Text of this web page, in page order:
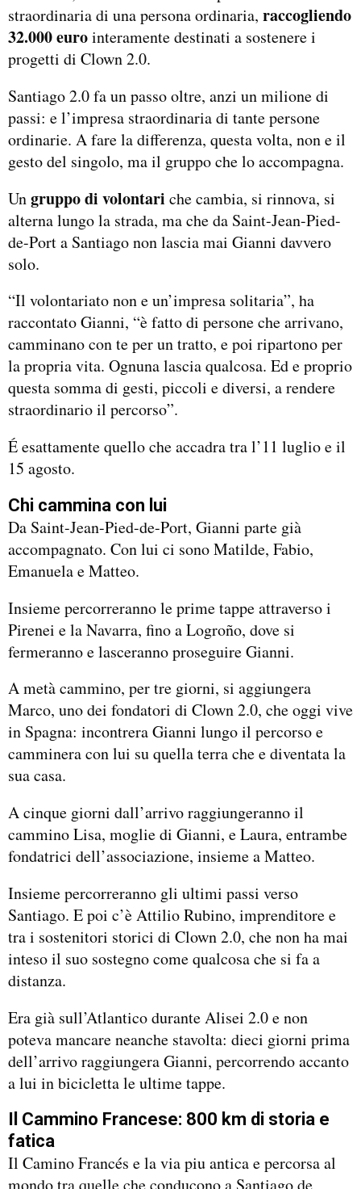
straordinaria di una persona ordinaria, raccogliendo
32.000 eurointeramente destinati a sostenere i
progetti di Clown 2.0.
Santiago 2.0 fa un passo oltre, anzi un milione di
passi: e l’impresa straordinaria di tante persone
ordinarie. A fare la differenza, questa volta, non e il
gesto del singolo, ma il gruppo che lo accompagna.
Ungruppo di volontari che cambia, si rinnova, si
alterna lungo la strada, ma che da Saint-Jean-Pied-
de-Port a Santiago non lascia mai Gianni davvero
solo.
“Il volontariato non e un’impresa solitaria”, ha
raccontato Gianni, “è fatto di persone che arrivano,
camminano con te per un tratto, e poi ripartono per
la propria vita. Ognuna lascia qualcosa. Ed e proprio
questa somma di gesti, piccoli e diversi, a rendere
straordinario il percorso”.
É esattamente quello che accadra tra l’11 luglio e il
15 agosto.
Chi cammina con lui
Da Saint-Jean-Pied-de-Port, Gianni parte già
accompagnato. Con lui ci sono Matilde, Fabio,
Emanuela e Matteo.
Insieme percorreranno le prime tappe attraverso i
Pirenei e la Navarra, fino a Logroño, dove si
fermeranno e lasceranno proseguire Gianni.
A metà cammino, per tre giorni, si aggiungera
Marco, uno dei fondatori di Clown 2.0, che oggi vive
in Spagna: incontrera Gianni lungo il percorso e
camminera con lui su quella terra che e diventata la
sua casa.
A cinque giorni dall’arrivo raggiungeranno il
cammino Lisa, moglie di Gianni, e Laura, entrambe
fondatrici dell’associazione, insieme a Matteo.
Insieme percorreranno gli ultimi passi verso
Santiago. E poi c’è Attilio Rubino, imprenditore e
tra i sostenitori storici di Clown 2.0, che non ha mai
inteso il suo sostegno come qualcosa che si fa a
distanza.
Era già sull’Atlantico durante Alisei 2.0 e non
poteva mancare neanche stavolta: dieci giorni prima
dell’arrivo raggiungera Gianni, percorrendo accanto
a lui in bicicletta le ultime tappe.
Il Cammino Francese: 800 km di storia e
fatica
Il Camino Francés e la via piu antica e percorsa al